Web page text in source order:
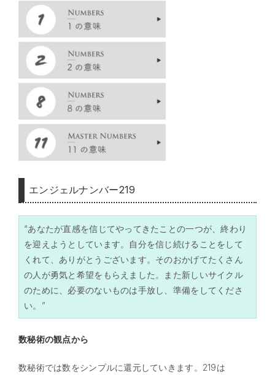
エンジェルナンバー219
“あなたが直感を信じてやってきたことの一つが、終わり
を迎えようとしています。自分を信じ続けることをして
くれて、ありがとうございます。そのおかげてたくさん
の人が勇気と希望をもらえました。また新しいサイクル
のために、必要のないものは手放し、準備をしてくださ
い。”
数秘術の観点から
数秘術では数をシンプルに還元していきます。219は